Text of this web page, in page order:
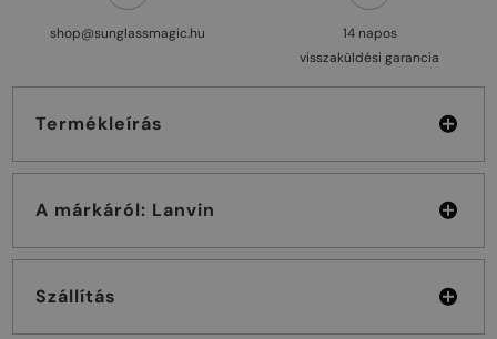
shop@sunglassmagic.hu
14 napos
visszaküldési garancia
Termékleírás
A márkáról: Lanvin
Szállítás